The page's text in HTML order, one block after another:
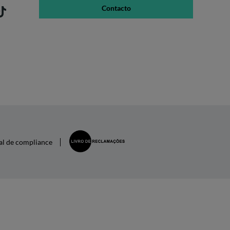
Contacto
de compliance